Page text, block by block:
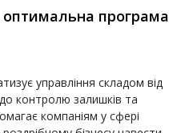
програма
управління складом від
контролю залишків та
компаніям у сфері